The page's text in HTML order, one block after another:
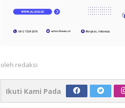
oleh redaksi
Ikuti Kami Pada